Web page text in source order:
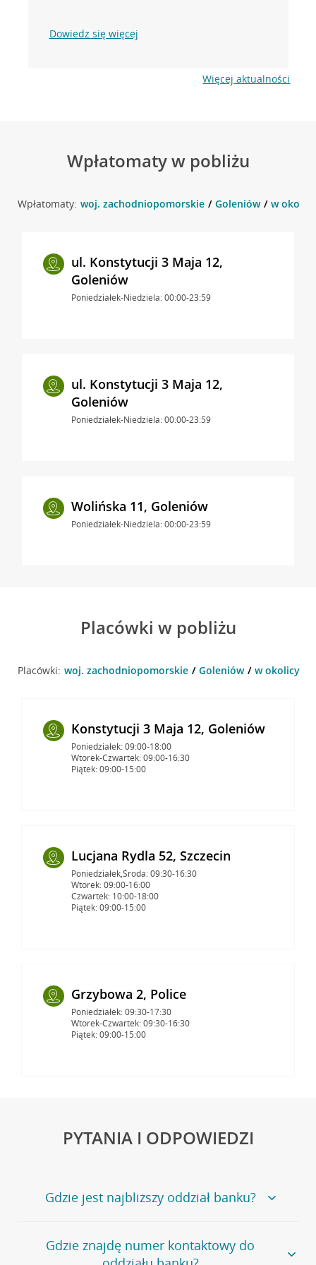
Dowiedz się więcej
Więcej aktualności
Wpłatomaty w pobliżu
Wpłatomaty: woj. zachodniopomorskie Goleniów w
ul. Konstytucji 3 Maja 12,
Goleniów
Poniedziałek-Niedziela: 00:00-23:59
ul. Konstytucji 3 Maja 12,
Goleniów
Poniedziałek-Niedziela: 00:00-23:59
Wolińska 11, Goleniów
Poniedziałek-Niedziela: 00:00-23:59
Placówki w pobliżu
Placówki: woj. zachodniopomorskie Goleniów w okolicy
Konstytucji 3 Maja 12, Goleniów
Poniedziałek: 09:00-18:00
Wtorek-Czwartek: 09:00-16:30
Piątek: 09:00-15:00
Lucjana Rydla 52, Szczecin
Poniedziałek,Środa: 09:30-16:30
Wtorek: 09:00-16:00
Czwartek: 10:00-18:00
Piątek: 09:00-15:00
Grzybowa 2, Police
Poniedziałek: 09:30-17:30
Wtorek-Czwartek: 09:30-16:30
Piątek: 09:00-15:00
PYTANIA I ODPOWIEDZI
Gdzie jest najbliższy oddział banku?
Jeśli szukasz oddziału naszego banku, zapraszamy na
stronęPlacówki i bankomaty, na której znajduje się
Gdzie znajdę numer kontaktowy do